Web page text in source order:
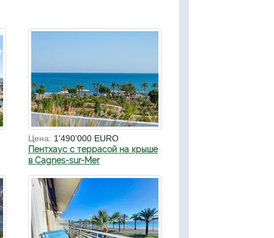
Цена: 1'490'000 EURO
Пентхаус с террасой на крыше
в Cagnes-sur-Mer